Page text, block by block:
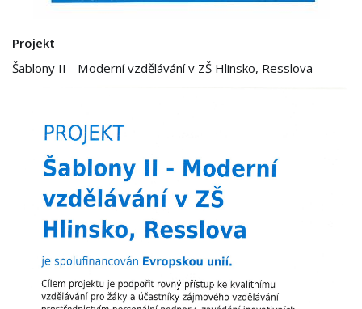
Projekt
Šablony II - Moderní vzdělávání v ZŠ Hlinsko, Resslova